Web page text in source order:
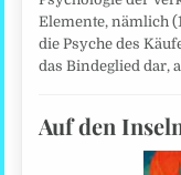
Elemente, nämlich
die Psyche des
das Bindeglied dar,
Auf den